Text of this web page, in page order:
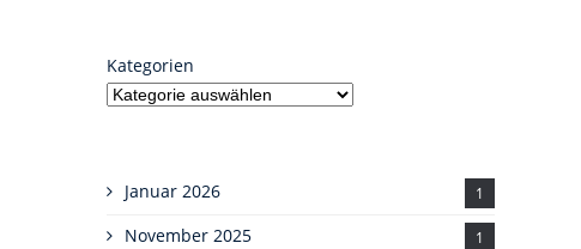
Kategorien
Januar 2026 1
November 2025 1